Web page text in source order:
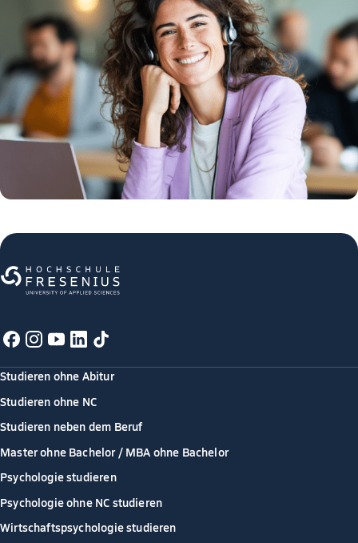
Studieren ohne Abitur
Studieren ohne NC
Studieren neben dem Beruf
Master ohne Bachelor / MBA ohne Bachelor
Psychologie studieren
Psychologie ohne NC studieren
Wirtschaftspsychologie studieren